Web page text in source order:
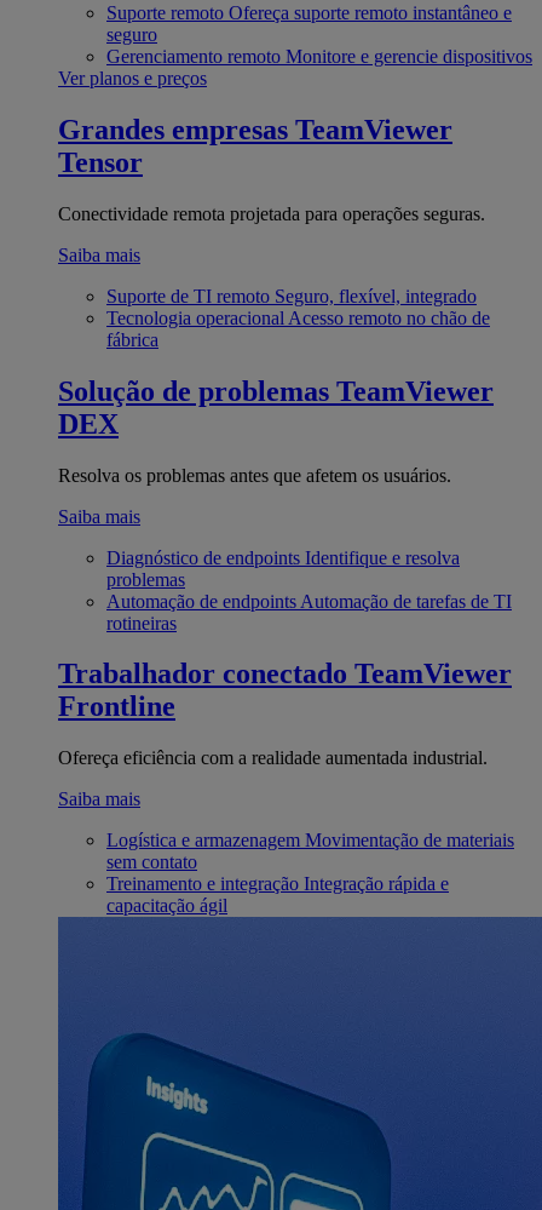
Suporte remoto Ofereça suporte remoto instantâneo e
seguro
Gerenciamento remoto Monitore e gerencie dispositivos
Ver planos e preços
Grandes empresas TeamViewer
Tensor
Conectividade remota projetada para operações seguras.
Saiba mais
Suporte de TI remoto Seguro, flexível, integrado
Tecnologia operacional Acesso remoto no chão de
fábrica
Solução de problemas TeamViewer
DEX
Resolva os problemas antes que afetem os usuários.
Saiba mais
Diagnóstico de endpoints Identifique e resolva
problemas
Automação de endpoints Automação de tarefas de TI
rotineiras
Trabalhador conectado TeamViewer
Frontline
Ofereça eficiência com a realidade aumentada industrial.
Saiba mais
Logística e armazenagem Movimentação de materiais
sem contato
Treinamento e integração Integração rápida e
capacitação ágil